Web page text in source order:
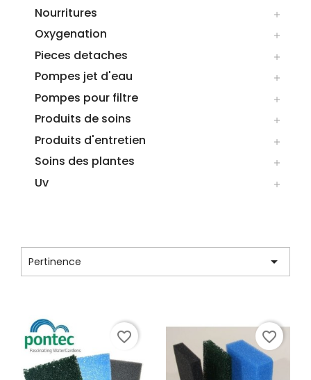
Nourritures 
Oxygenation 
Pieces detaches 
Pompes jet d'eau 
Pompes pour filtre 
Produits de soins 
Produits d'entretien 
Soins des plantes 
Uv 
Pertinence 
favorite_border favorite_border